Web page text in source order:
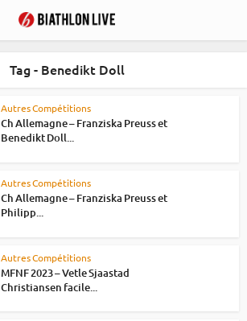
Tag - Benedikt Doll
Autres Compétitions
Ch Allemagne – Franziska Preuss et
Benedikt Doll...
Autres Compétitions
Ch Allemagne – Franziska Preuss et
Philipp...
Autres Compétitions
MFNF 2023 – Vetle Sjaastad
Christiansen facile...